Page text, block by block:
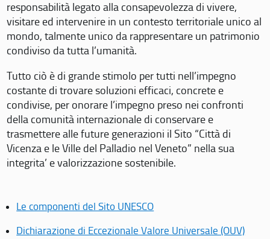
responsabilità legato alla consapevolezza di vivere,
visitare ed intervenire in un contesto territoriale unico al
mondo, talmente unico da rappresentare un patrimonio
condiviso da tutta l’umanità.
Tutto ciò è di grande stimolo per tutti nell’impegno
costante di trovare soluzioni efficaci, concrete e
condivise, per onorare l’impegno preso nei confronti
della comunità internazionale di conservare e
trasmettere alle future generazioni il Sito “Città di
Vicenza e le Ville del Palladio nel Veneto” nella sua
integrita’ e valorizzazione sostenibile.
Le componenti del Sito UNESCO
Dichiarazione di Eccezionale Valore Universale (OUV)